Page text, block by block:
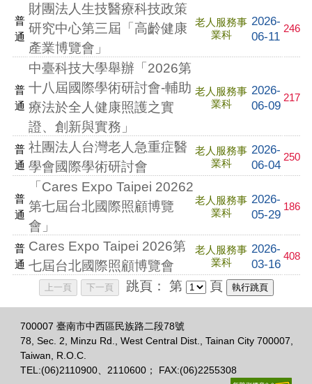
普
通
財團法人生技醫療科技政策
研究中心第三屆「高齡健康
產業博覽會」
老人服務事
業科
2026-
06-11
246
普
通
中臺科技大學舉辦「2026第
十八屆國際學術研討會-輔助
療法於全人健康照護之實
證、創新與實務」
老人服務事
業科
2026-
06-09
217
普
通
社團法人台灣老人急重症醫
學會國際學術研討會
老人服務事
業科
2026-
06-04
250
普
通
「Cares Expo Taipei 20262
第七屆台北國際照顧博覽
會」
老人服務事
業科
2026-
05-29
186
普
通
Cares Expo Taipei 2026第
七屆台北國際照顧博覽會
老人服務事
業科
2026-
03-16
408
跳頁： 第 頁
700007 臺南市中西區民族路二段78號
78, Sec. 2, Minzu Rd., West Central Dist., Tainan City 700007,
Taiwan, R.O.C.
TEL:(06)2110900、2110600； FAX:(06)2255308